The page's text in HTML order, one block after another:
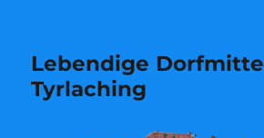
Lebendige Dorfmitte
Tyrlaching